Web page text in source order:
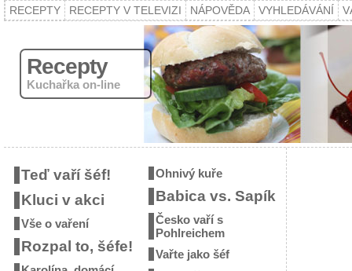
RECEPTY RECEPTY V TELEVIZI NÁPOVĚDA VYHLEDÁVÁNÍ
Recepty
Kuchařka on-line
Teď vaří šéf!
Kluci v akci
Vše o vaření
Rozpal to, šéfe!
Ohnivý kuře
Babica vs. Sapík
Česko vaří s
Pohlreichem
Vařte jako šéf